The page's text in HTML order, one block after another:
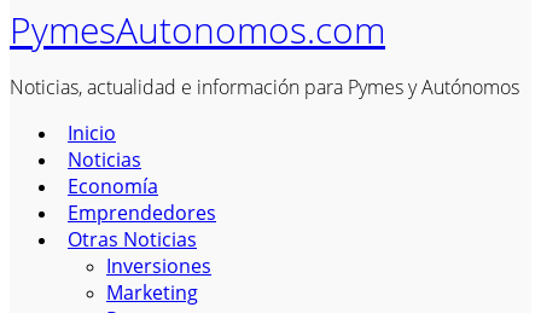
PymesAutonomos.com
Noticias, actualidad e información para Pymes y Autónomos
Inicio
Noticias
Economía
Emprendedores
Otras Noticias
Inversiones
Marketing